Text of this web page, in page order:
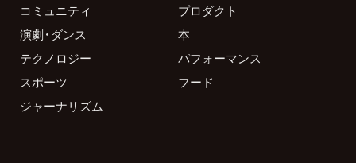
コミュニティ
プロダクト
演劇・ダンス
本
テクノロジー
パフォーマンス
スポーツ
フード
ジャーナリズム